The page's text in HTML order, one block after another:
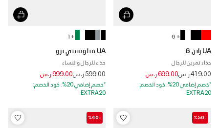
+ 6
UA راين 6
حذاء تمرين للرجال
419.00 ر.س Price reduced from
699.00 ر.س to
*خصم إضافي 20%. كود الخصم:
EXTRA20
+ 1
UA فيلوسيتي برو
حذاء للرجال والنساء
599.00 ر.س Price reduced from
999.00 ر.س to
*خصم إضافي 20%. كود الخصم:
EXTRA20
-%50
-%40